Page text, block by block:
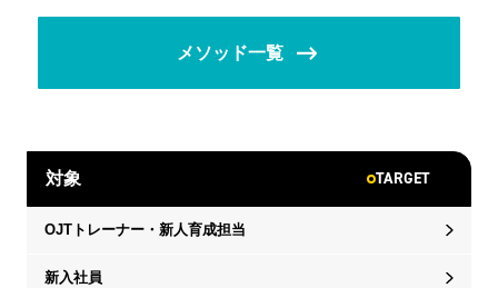
メソッド一覧
対象 TARGET
OJTトレーナー・新人育成担当
新入社員